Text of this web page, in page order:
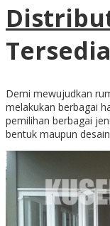
Demi mewujudkan
melakukan berbagai
pemilihan berbagai
bentuk maupun